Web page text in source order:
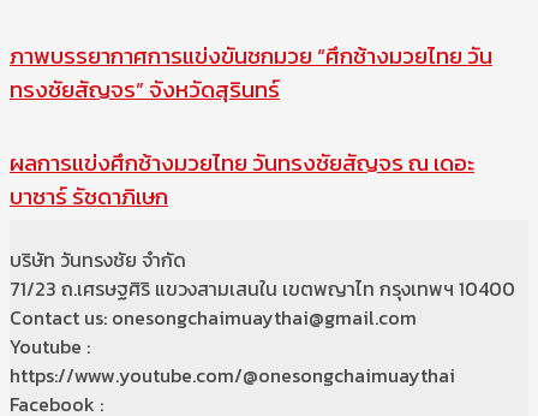
ภาพบรรยากาศการแข่งขันชกมวย “ศึกช้างมวยไทย วัน
ทรงชัยสัญจร” จังหวัดสุรินทร์
ผลการแข่งศึกช้างมวยไทย วันทรงชัยสัญจร ณ เดอะ
บาซาร์ รัชดาภิเษก
บริษัท วันทรงชัย จำกัด
71/23 ถ.เศรษฐศิริ แขวงสามเสนใน เขตพญาไท กรุงเทพฯ 10400
Contact us: onesongchaimuaythai@gmail.com
Youtube :
https://www.youtube.com/@onesongchaimuaythai
Facebook :